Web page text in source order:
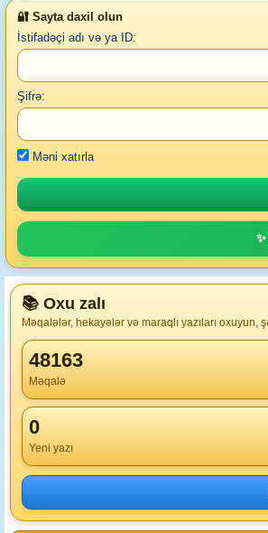
🔐 Sayta daxil olun
İstifadəçi adı və ya ID:
Şifrə:
Məni xatırla
📚 Oxu zalı
Məqalələr, hekayələr və maraqlı yazıları oxuyun,
48163
Məqalə
0
Yeni yazı